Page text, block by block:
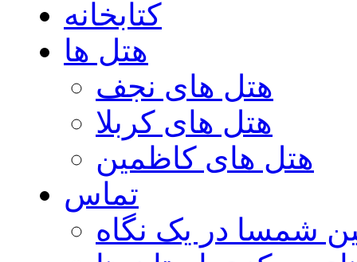
کتابخانه
هتل ها
هتل های نجف
هتل های کربلا
هتل های کاظمین
تماس
شمسا در یک نگاه